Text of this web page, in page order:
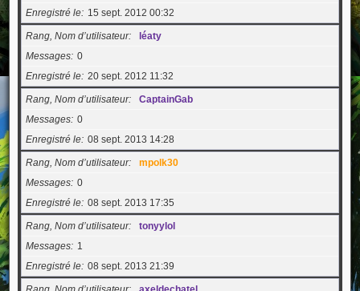
Enregistré le
15 sept. 2012 00:32
Rang, Nom d’utilisateur
léaty
Messages 0
Enregistré le 20 sept. 2012 11:32
Rang, Nom d’utilisateur
CaptainGab
Messages 0
Enregistré le 08 sept. 2013 14:28
Rang, Nom d’utilisateur
mpolk30
Messages 0
Enregistré le 08 sept. 2013 17:35
Rang, Nom d’utilisateur
tonyylol
Messages
1
Enregistré le 08 sept. 2013 21:39